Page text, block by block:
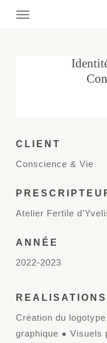
Menu
CLIENT
Conscience & Vie
Atelier Fertile
ANNÉE
2022-2023
REALISATIONS
Création du
graphique ● Visuels